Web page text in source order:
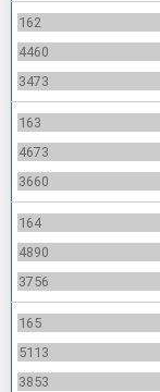
162
4460
3473
163
4673
3660
164
4890
3756
165
5113
3853